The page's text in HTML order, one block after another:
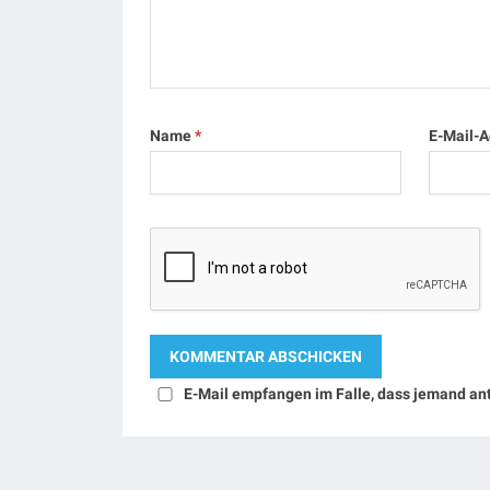
Name* E-Mail-
E-Mail empfangen im Falle, dass jemand